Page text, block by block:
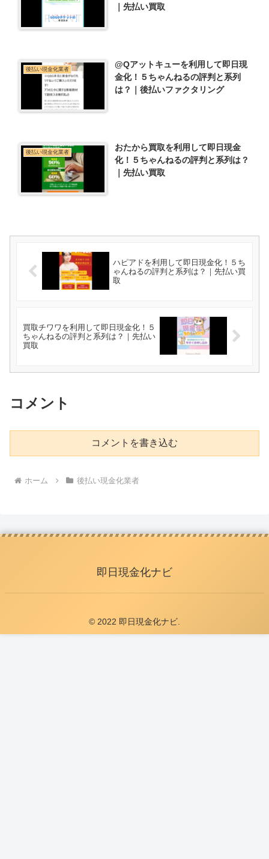
｜先払い買取
後払い現金化業者
@Qアットキューを利用して即日現
金化！５ちゃんねるの評判と系列
は？｜後払いファクタリング
後払い現金化業者
おたから買取を利用して即日現金
化！５ちゃんねるの評判と系列は？
｜先払い買取
ハピアドを利用して即日現金化！５ち
ゃんねるの評判と系列は？｜先払い買
取
買取チワワを利用して即日現金化！５
ちゃんねるの評判と系列は？｜先払い
買取
コメント
コメントを書き込む
ホーム 後払い現金化業者
即日現金化ナビ
© 2022 即日現金化ナビ.